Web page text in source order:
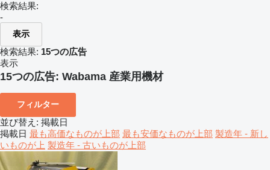
検索結果:
-
表示
検索結果: 15つの広告
表示
15つの広告: Wabama 産業用機材
フィルター
並び替え : 掲載日
掲載日 最も高価なものが上部 最も安価なものが上部 製造年 - 新し
いものが上 製造年 - 古いものが上部